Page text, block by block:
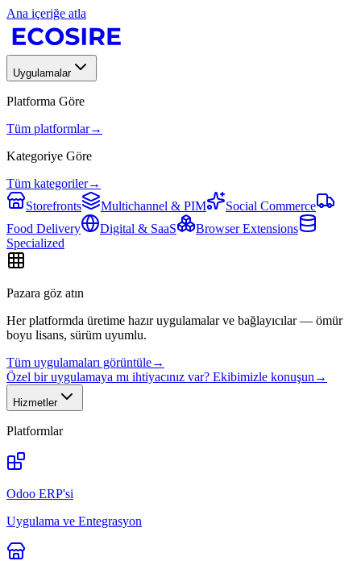
Ana içeriğe atla
Uygulamalar
Platforma Göre
Tüm platformlar→
Kategoriye Göre
Tüm kategoriler→
Storefronts
Multichannel & PIM
Social Commerce
Food Delivery
Digital & SaaS
Browser Extensions
Specialized
Pazara göz atın
Her platformda üretime hazır uygulamalar ve bağlayıcılar — ömür
boyu lisans, sürüm uyumlu.
Tüm uygulamaları görüntüle→
Özel bir uygulamaya mı ihtiyacınız var? Ekibimizle konuşun →
Hizmetler
Platformlar
Odoo ERP'si
Uygulama ve Entegrasyon